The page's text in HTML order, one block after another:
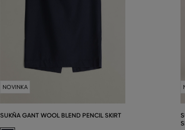
NOVINKA
SUKŇA GANT WOOL BLEND PENCIL SKIRT